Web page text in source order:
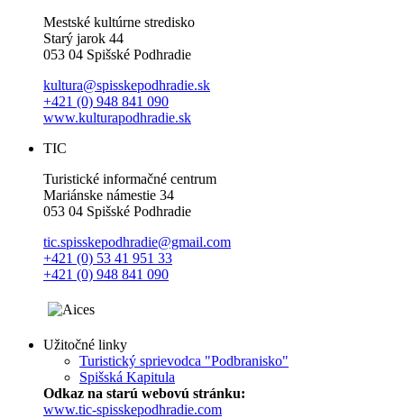
Mestské kultúrne stredisko
Starý jarok 44
053 04 Spišské Podhradie
kultura@spisskepodhradie.sk
+421 (0) 948 841 090
www.kulturapodhradie.sk
TIC
Turistické informačné centrum
Mariánske námestie 34
053 04 Spišské Podhradie
tic.spisskepodhradie@gmail.com
+421 (0) 53 41 951 33
+421 (0) 948 841 090
Užitočné linky
Turistický sprievodca "Podbranisko"
Spišská Kapitula
Odkaz na starú webovú stránku:
www.tic-spisskepodhradie.com